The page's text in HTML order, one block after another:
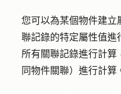
您可以為某個物件建立
聯記錄的特定屬性值進
所有關聯記錄進行計算
同物件關聯）進行計算